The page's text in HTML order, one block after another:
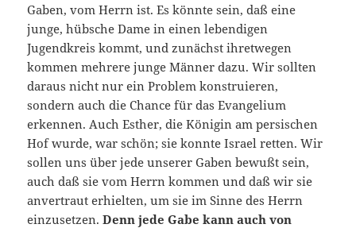
Gaben, vom Herrn ist. Es könnte sein, daß eine
junge, hübsche Dame in einen lebendigen
Jugendkreis kommt, und zunächst ihretwegen
kommen mehrere junge Männer dazu. Wir sollten
daraus nicht nur ein Problem konstruieren,
sondern auch die Chance für das Evangelium
erkennen. Auch Esther, die Königin am persischen
Hof wurde, war schön; sie konnte Israel retten. Wir
sollen uns über jede unserer Gaben bewußt sein,
auch daß sie vom Herrn kommen und daß wir sie
anvertraut erhielten, um sie im Sinne des Herrn
einzusetzen.Denn jede Gabe kann auch von